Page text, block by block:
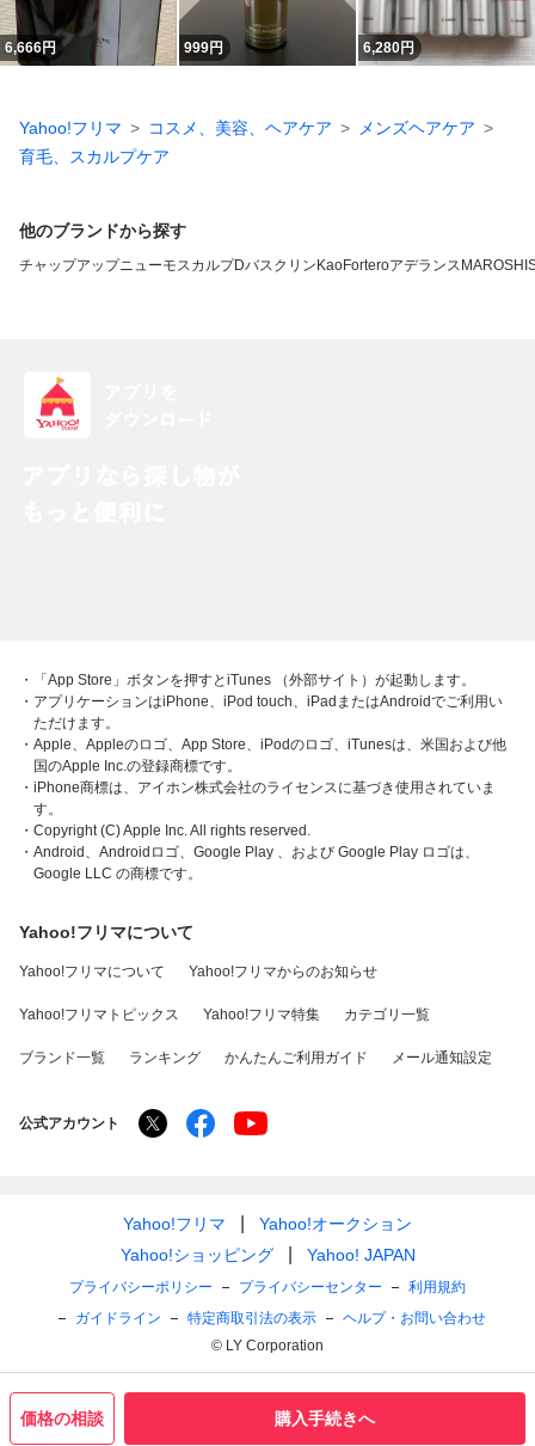
価格の相談 購入手続きへ
6,666円 999円 6,280円
Yahoo!フリマ コスメ、美容、ヘアケア
メンズヘアケア
育毛、スカルプケア
他のブランドから探す
チャップアップニューモスカルプDバスクリン KaoForteroアデランス MARO
・「App Store」ボタンを押すとiTunes （外部サイト）が起動します。
・アプリケーションはiPhone、iPod touch、iPadまたはAndroidでご利用い
ただけます。
・Apple、Appleのロゴ、App Store、iPodのロゴ、iTunesは、米国および他
国のApple Inc.の登録商標です。
・iPhone商標は、アイホン株式会社のライセンスに基づき使用されていま
す。
・Copyright (C) Apple Inc. All rights reserved.
・Android、Androidロゴ、Google Play 、および Google Play ロゴは、
Google LLC の商標です。
Yahoo!フリマについて
Yahoo!フリマについて Yahoo!フリマからのお知らせ
Yahoo!フリマトピックス Yahoo!フリマ特集 カテゴリ一覧
ブランド一覧 ランキング かんたんご利用ガイド メール通知設定
公式アカウント
Yahoo!フリマ
Yahoo!オークション
Yahoo!ショッピング
Yahoo! JAPAN
プライバシーポリシー プライバシーセンター
利用規約
ガイドライン
特定商取引法の表示
ヘルプ・お問い合わせ
© LY Corporation